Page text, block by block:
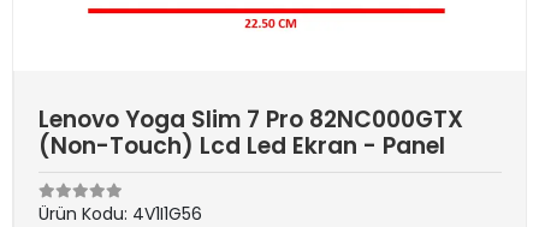
Lenovo Yoga Slim 7 Pro 82NC000GTX
(Non-Touch) Lcd Led Ekran - Panel
Ürün Kodu: 4V1I1G56